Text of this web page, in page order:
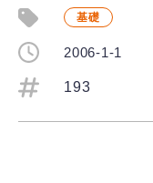
基礎
2006-1-1
193